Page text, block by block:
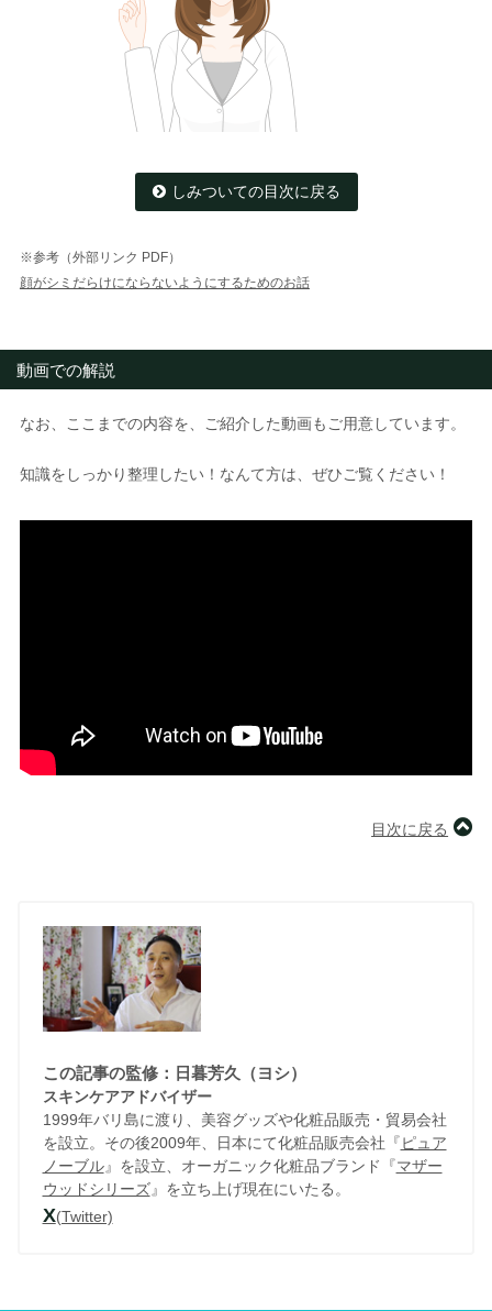
しみついての目次に戻る
※参考（外部リンク PDF）
顔がシミだらけにならないようにするためのお話
動画での解説
なお、ここまでの内容を、ご紹介した動画もご用意しています。
知識をしっかり整理したい！なんて方は、ぜひご覧ください！
目次に戻る
この記事の監修：日暮芳久（ヨシ）
スキンケアアドバイザー
1999年バリ島に渡り、美容グッズや化粧品販売・貿易会社
を設立。その後2009年、日本にて化粧品販売会社『ピュア
ノーブル』を設立、オーガニック化粧品ブランド『マザー
ウッドシリーズ』を立ち上げ現在にいたる。
X(Twitter)